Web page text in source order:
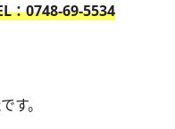
：0748-69-5534
す。